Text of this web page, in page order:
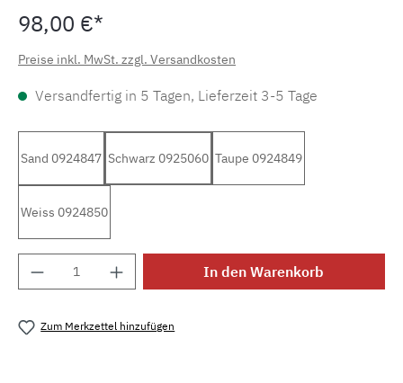
98,00 €*
Preise inkl. MwSt. zzgl. Versandkosten
Versandfertig in 5 Tagen, Lieferzeit 3-5 Tage
Sand 0924847 Schwarz 0925060 Taupe 0924849
Weiss 0924850
Produkt Anzahl: Gib den gewünschten
In den Warenkorb
Zum Merkzettel hinzufügen